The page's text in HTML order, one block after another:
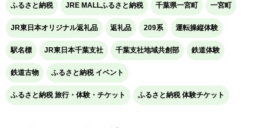
ふるさと納税 JRE MALLふるさと納税 千葉県一宮町 一宮町
JR東日本オリジナル返礼品 返礼品 209系 運転操縦体験
駅名標 JR東日本千葉支社 千葉支社地域共創部 鉄道体験
鉄道古物 ふるさと納税 イベント
ふるさと納税 旅行・体験・チケット ふるさと納税 体験チケット